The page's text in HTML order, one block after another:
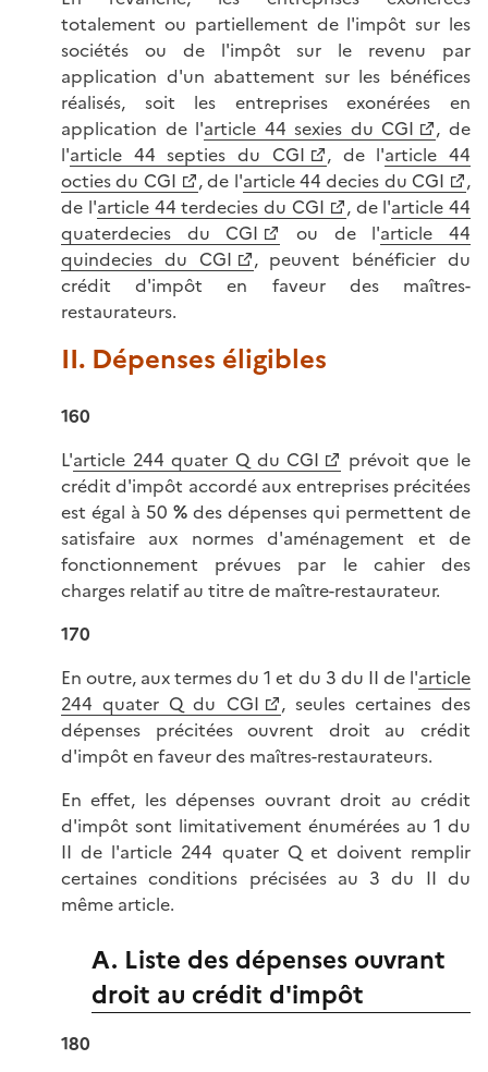
totalement ou partiellement de l'impôt sur les
sociétés ou de l'impôt sur le revenu par
application d'un abattement sur les bénéfices
réalisés, soit les entreprises exonérées en
application de l'article 44 sexies du CGI
, de
l'article 44 septies du CGI , de l'article 44
octies du CGI
, de l'article 44 decies du CGI
,
de l'article 44 terdecies du CGI , de l'article 44
quaterdecies du CGI
ou de l'article 44
quindecies du CGI
, peuvent bénéficier du
crédit d'impôt en faveur des maîtres-
restaurateurs.
II. Dépenses éligibles
160
L'article 244 quater Q du CGI
prévoit que le
crédit d'impôt accordé aux entreprises précitées
est égal à 50 % des dépenses qui permettent de
satisfaire aux normes d'aménagement et de
fonctionnement prévues par le cahier des
charges relatif au titre de maître-restaurateur.
170
En outre, aux termes du 1 et du 3 du II de l'article
244 quater Q du CGI
, seules certaines des
dépenses précitées ouvrent droit au crédit
d'impôt en faveur des maîtres-restaurateurs.
En effet, les dépenses ouvrant droit au crédit
d'impôt sont limitativement énumérées au 1 du
II de l'article 244 quater Q et doivent remplir
certaines conditions précisées au 3 du II du
même article.
A. Liste des dépenses ouvrant
droit au crédit d'impôt
180